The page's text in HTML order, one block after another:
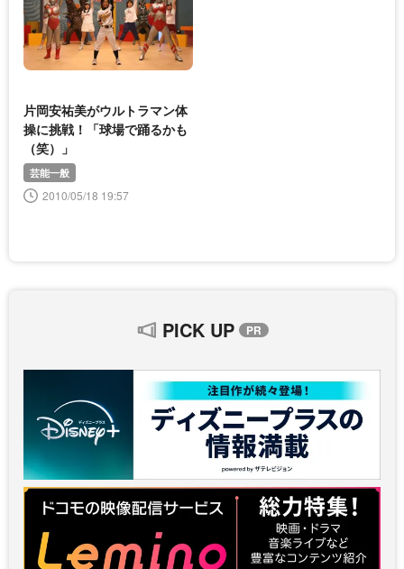
片岡安祐美がウルトラマン体
操に挑戦！「球場で踊るかも
（笑）」
芸能一般
2010/05/18 19:57
PICK UP